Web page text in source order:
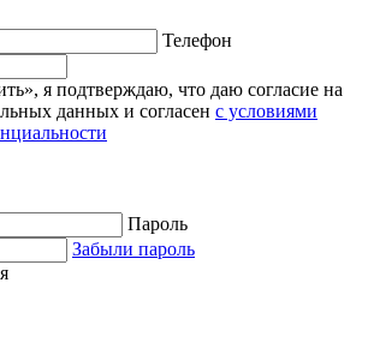
Телефон
я подтверждаю, что даю согласие на
данных и согласен с условиями
Пароль
Забыли пароль